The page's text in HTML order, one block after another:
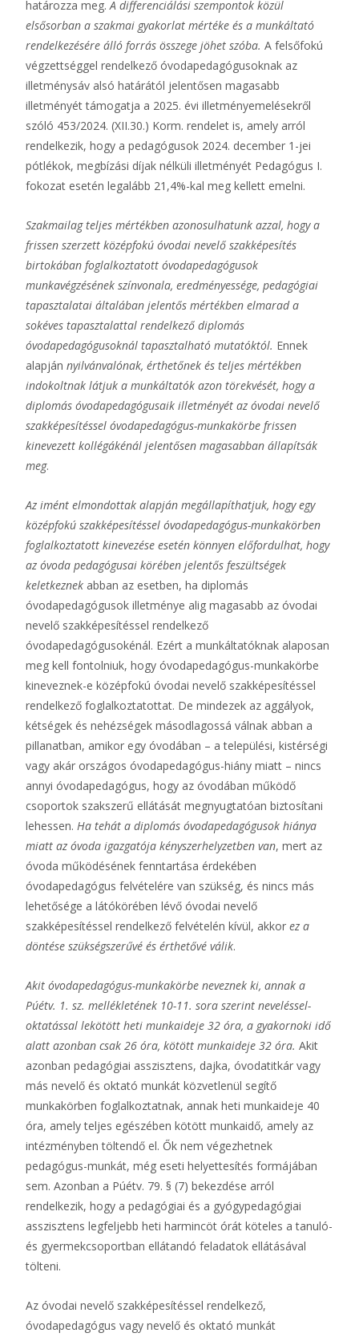
határozza meg.A differenciálási szempontok közül
elsősorban a szakmai gyakorlat mértéke és a munkáltató
rendelkezésére álló forrás összege jöhet szóba. A felsőfokú
végzettséggel rendelkező óvodapedagógusoknak az
illetménysáv alsó határától jelentősen magasabb
illetményét támogatja a 2025. évi illetményemelésekről
szóló 453/2024. (XII.30.) Korm. rendelet is, amely arról
rendelkezik, hogy a pedagógusok 2024. december 1-jei
pótlékok, megbízási díjak nélküli illetményét Pedagógus I.
fokozat esetén legalább 21,4%-kal meg kellett emelni.
Szakmailag teljes mértékben azonosulhatunk azzal, hogy a
frissen szerzett középfokú óvodai nevelő szakképesítés
birtokában foglalkoztatott óvodapedagógusok
munkavégzésének színvonala, eredményessége, pedagógiai
tapasztalatai általában jelentős mértékben elmarad a
sokéves tapasztalattal rendelkező diplomás
óvodapedagógusoknál tapasztalható mutatóktól. Ennek
alapján nyilvánvalónak, érthetőnek és teljes mértékben
indokoltnak látjuk a munkáltatók azon törekvését, hogy a
diplomás óvodapedagógusaik illetményét az óvodai nevelő
szakképesítéssel óvodapedagógus-munkakörbe frissen
kinevezett kollégákénál jelentősen magasabban állapítsák
meg.
Az imént elmondottak alapján megállapíthatjuk, hogy egy
középfokú szakképesítéssel óvodapedagógus-munkakörben
foglalkoztatott kinevezése esetén könnyen előfordulhat, hogy
az óvoda pedagógusai körében jelentős feszültségek
keletkeznek abban az esetben, ha diplomás
óvodapedagógusok illetménye alig magasabb az óvodai
nevelő szakképesítéssel rendelkező
óvodapedagógusokénál. Ezért a munkáltatóknak alaposan
meg kell fontolniuk, hogy óvodapedagógus-munkakörbe
kineveznek-e középfokú óvodai nevelő szakképesítéssel
rendelkező foglalkoztatottat. De mindezek az aggályok,
kétségek és nehézségek másodlagossá válnak abban a
pillanatban, amikor egy óvodában – a települési, kistérségi
vagy akár országos óvodapedagógus-hiány miatt – nincs
annyi óvodapedagógus, hogy az óvodában működő
csoportok szakszerű ellátását megnyugtatóan biztosítani
lehessen. Ha tehát a diplomás óvodapedagógusok hiánya
miatt az óvoda igazgatója kényszerhelyzetben van, mert az
óvoda működésének fenntartása érdekében
óvodapedagógus felvételére van szükség, és nincs más
lehetősége a látókörében lévő óvodai nevelő
szakképesítéssel rendelkező felvételén kívül, akkor ez a
döntése szükségszerűvé és érthetővé válik.
Akit óvodapedagógus-munkakörbe neveznek ki, annak a
Púétv. 1. sz. mellékletének 10-11. sora szerint neveléssel-
oktatással lekötött heti munkaideje 32 óra, a gyakornoki idő
alatt azonban csak 26 óra, kötött munkaideje 32 óra. Akit
azonban pedagógiai asszisztens, dajka, óvodatitkár vagy
más nevelő és oktató munkát közvetlenül segítő
munkakörben foglalkoztatnak, annak heti munkaideje 40
óra, amely teljes egészében kötött munkaidő, amely az
intézményben töltendő el. Ők nem végezhetnek
pedagógus-munkát, még eseti helyettesítés formájában
sem. Azonban a Púétv. 79. § (7) bekezdése arról
rendelkezik, hogy a pedagógiai és a gyógypedagógiai
asszisztens legfeljebb heti harmincöt órát köteles a tanuló-
és gyermekcsoportban ellátandó feladatok ellátásával
tölteni.
Az óvodai nevelő szakképesítéssel rendelkező,
óvodapedagógus vagy nevelő és oktató munkát